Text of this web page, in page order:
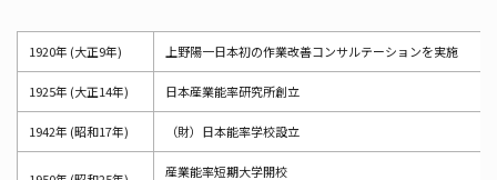
1920年 (大正9年) 上野陽一日本初の作業改善コンサルテーションを実施
1925年 (大正14年) 日本産業能率研究所創立
1942年 (昭和17年) （財）日本能率学校設立
産業能率短期大学開校